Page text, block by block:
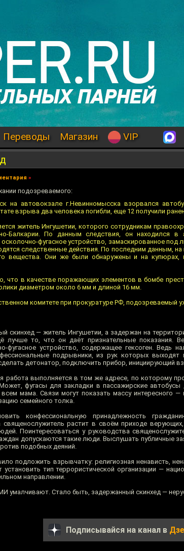
Переводы Магазин VIP
»
подозреваемого:
на автовокзале г.Невинномысска взорвался
взрыва два человека погибли, еще 12 получили
житель Ингушетии, которого сотрудникам
Балкарии. По данным следствия, он находился
фугасное устройство, замаскированное под
следственные действия. По последним данным,
вещества. Они же были обнаружены и на
что в качестве поражающих элементов в бомбе
диаметром около 6 мм и длиной 16 мм.
комитете при прокуратуре РФ, подозреваемый
скинхед — житель Ингушетии, а задержан на
лучше то, что он даёт признательные показания.
фугасное устройство, содержащее гексоген. Ведь
подрывники, из рук которых
детонатор, подключить прибор, инициирующий
работа выполняется в том же адресе, по которому
фугасы для закладки в пассажирские
мама. Связи могут показать массу интересного
семейного толка.
конфессиональную принадлежность
священослужитель растит в своём приходе
Поинтересоваться у руководства
допускаются такие люди. Выслушать публичные
подобных деяний.
подложить взрывчатку: религиозная ненависть,
тип террористической организации —
направлении.
умалчивают. Стало быть, задержанный скинхед —
Подписывайся на канал в